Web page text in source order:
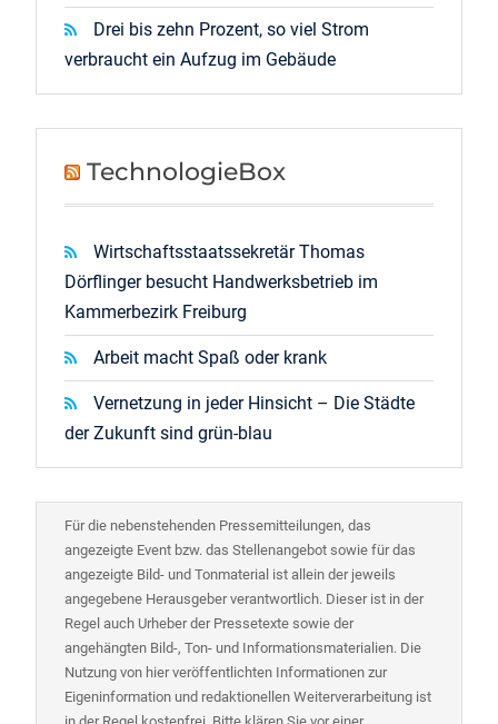
Drei bis zehn Prozent, so viel Strom
verbraucht ein Aufzug im Gebäude
TechnologieBox
Wirtschaftsstaatssekretär Thomas
Dörflinger besucht Handwerksbetrieb im
Kammerbezirk Freiburg
Arbeit macht Spaß oder krank
Vernetzung in jeder Hinsicht – Die Städte
der Zukunft sind grün-blau
Für die nebenstehenden Pressemitteilungen, das
angezeigte Event bzw. das Stellenangebot sowie für das
angezeigte Bild- und Tonmaterial ist allein der jeweils
angegebene Herausgeber verantwortlich. Dieser ist in der
Regel auch Urheber der Pressetexte sowie der
angehängten Bild-, Ton- und Informationsmaterialien. Die
Nutzung von hier veröffentlichten Informationen zur
Eigeninformation und redaktionellen Weiterverarbeitung ist